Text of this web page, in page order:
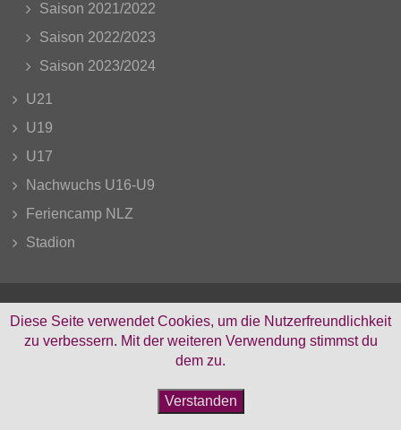
Saison 2021/2022
Saison 2022/2023
Saison 2023/2024
U21
U19
U17
Nachwuchs U16-U9
Feriencamp NLZ
Stadion
Facebook
© Copyright MS-Sportfoto Michael Schmitt 2023
Diese Seite verwendet Cookies, um die Nutzerfreundlichkeit
zu verbessern. Mit der weiteren Verwendung stimmst du
dem zu.
Verstanden